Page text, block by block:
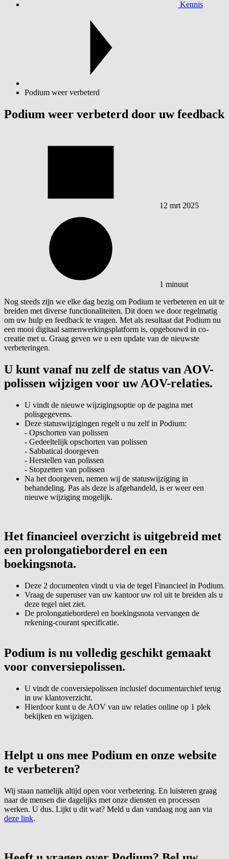
Kennis
Podium weer verbeterd
Podium weer verbeterd door uw feedback
12 mrt 2025
1 minuut
Nog steeds zijn we elke dag bezig om Podium te verbeteren en uit te
breiden met diverse functionaliteiten. Dit doen we door regelmatig
om uw hulp en feedback te vragen. Met als resultaat dat Podium nu
een mooi digitaal samenwerkingsplatform is, opgebouwd in co-
creatie met u. Graag geven we u een update van de nieuwste
verbeteringen.
U kunt vanaf nu zelf de status van AOV-
polissen wijzigen voor uw AOV-relaties.
U vindt de nieuwe wijzigingsoptie op de pagina met
polisgegevens.
Deze statuswijzigingen regelt u nu zelf in Podium:
- Opschorten van polissen
- Gedeeltelijk opschorten van polissen
- Sabbatical doorgeven
- Herstellen van polissen
- Stopzetten van polissen
Na het doorgeven, nemen wij de statuswijziging in
behandeling. Pas als deze is afgehandeld, is er weer een
nieuwe wijziging mogelijk.
Het financieel overzicht is uitgebreid met
een prolongatieborderel en een
boekingsnota.
Deze 2 documenten vindt u via de tegel Financieel in Podium.
Vraag de superuser van uw kantoor uw rol uit te breiden als u
deze tegel niet ziet.
De prolongatieborderel en boekingsnota vervangen de
rekening-courant specificatie.
Podium is nu volledig geschikt gemaakt
voor conversiepolissen.
U vindt de conversiepolissen inclusief documentarchief terug
in uw klantoverzicht.
Hierdoor kunt u de AOV van uw relaties online op 1 plek
bekijken en wijzigen.
Helpt u ons mee Podium en onze website
te verbeteren?
Wij staan namelijk altijd open voor verbetering. En luisteren graag
naar de mensen die dagelijks met onze diensten en processen
werken. U dus. Lijkt u dit wat? Meld u dan vandaag nog aan via
deze link.